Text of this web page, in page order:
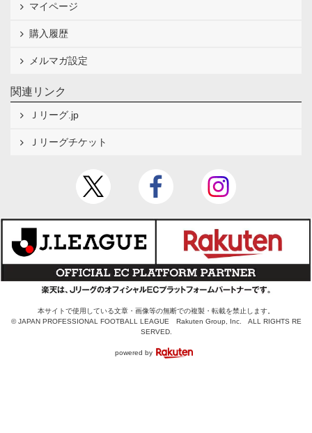
マイページ
購入履歴
メルマガ設定
関連リンク
Ｊリーグ.jp
Ｊリーグチケット
本サイトで使用している文章・画像等の無断での複製・転載を禁止します。
© JAPAN PROFESSIONAL FOOTBALL LEAGUE Rakuten Group, Inc. ALL RIGHTS RE
SERVED.
powered by